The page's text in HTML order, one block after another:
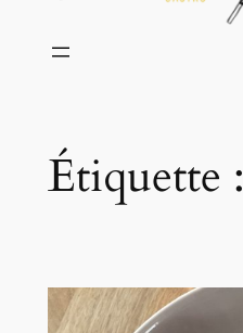
Étiquette :